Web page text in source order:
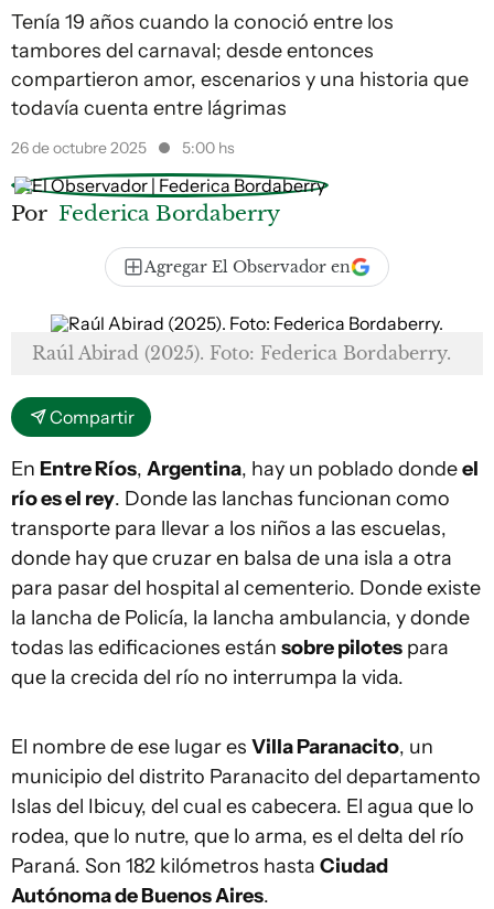
Tenía 19 años cuando la conoció entre los
tambores del carnaval; desde entonces
compartieron amor, escenarios y una historia que
todavía cuenta entre lágrimas
26 de octubre 2025 5:00 hs
Por Federica Bordaberry
Agregar El Observador en
Raúl Abirad (2025). Foto: Federica Bordaberry.
Compartir
En Entre Ríos, Argentina, hay un poblado dondeel
río es el rey. Donde las lanchas funcionan como
transporte para llevar a los niños a las escuelas,
donde hay que cruzar en balsa de una isla a otra
para pasar del hospital al cementerio. Donde existe
la lancha de Policía, la lancha ambulancia, y donde
todas las edificaciones están sobre pilotes para
que la crecida del río no interrumpa la vida.
El nombre de ese lugar es Villa Paranacito, un
municipio del distrito Paranacito del departamento
Islas del Ibicuy, del cual es cabecera. El agua que lo
rodea, que lo nutre, que lo arma, es el delta del río
Paraná. Son 182 kilómetros hasta Ciudad
Autónoma de Buenos Aires.